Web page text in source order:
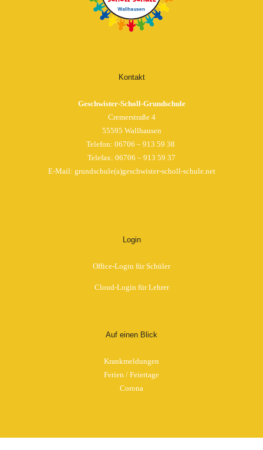
Kontakt
Geschwister-Scholl-Grundschule
Cremerstraße 4
55595 Wallhausen
Telefon: 06706 – 913 59 38
Telefax: 06706 – 913 59 37
E-Mail: grundschule(a)geschwister-scholl-schule.net
Login
Office-Login für Schüler
Cloud-Login für Lehrer
Auf einen Blick
Krankmeldungen
Ferien / Feiertage
Corona